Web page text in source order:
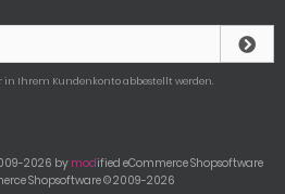
in Ihrem Kundenkonto abbestellt werden.
2026 by modified eCommerce Shopsoftware
Shopsoftware © 2009-2026